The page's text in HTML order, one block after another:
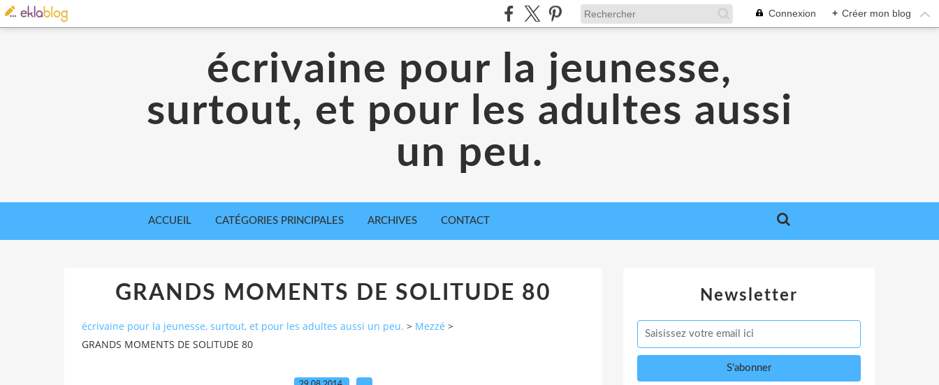
Connexion + Créer mon blog
écrivaine pour la jeunesse,
surtout, et pour les adultes aussi
un peu.
ACCUEIL CATÉGORIES PRINCIPALES ARCHIVES CONTACT
GRANDS MOMENTS DE SOLITUDE 80
écrivaine pour la jeunesse, surtout, et pour les adultes aussi un peu. > Mezzé >
GRANDS MOMENTS DE SOLITUDE 80
Newsletter